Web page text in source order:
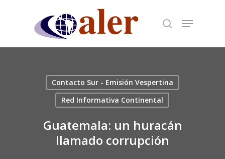
content
Contacto Sur - Emisión Vespertina
Red Informativa Continental
Guatemala: un huracán
llamado corrupción